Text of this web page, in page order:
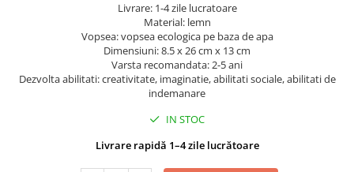
BUCĂTĂRII ȘI ACCESORII
JUCĂRII MUZICALE
PĂPUȘI ȘI ACCESORII
DIVERSE
IQ Booster
Livrare: 1-4 zile lucratoare
Material: lemn
Vopsea: vopsea ecologica pe baza de apa
Dimensiuni: 8.5 x 26 cm x 13 cm
Varsta recomandata: 2-5 ani
Dezvolta abilitati: creativitate, imaginatie, abilitati sociale, abilitati de
indemanare
IN STOC
Livrare rapidă 1–4 zile lucrătoare